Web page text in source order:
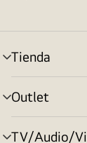
Tienda
Alternar
menú
Outlet
Alternar
menú
TV/Audio/